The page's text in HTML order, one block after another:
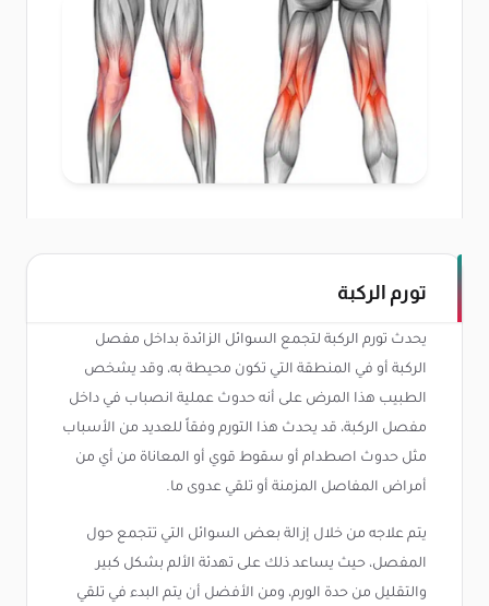
تورم الركبة
يحدث تورم الركبة لتجمع السوائل الزائدة بداخل مفصل
الركبة أو في المنطقة التي تكون محيطة به، وقد يشخص
الطبيب هذا المرض على أنه حدوث عملية انصباب في داخل
مفصل الركبة، قد يحدث هذا التورم وفقاً للعديد من الأسباب
مثل حدوث اصطدام أو سقوط قوي أو المعاناة من أي من
أمراض المفاصل المزمنة أو تلقي عدوى ما.
يتم علاجه من خلال إزالة بعض السوائل التي تتجمع حول
المفصل، حيث يساعد ذلك على تهدئة الألم بشكل كبير
والتقليل من حدة الورم، ومن الأفضل أن يتم البدء في تلقي